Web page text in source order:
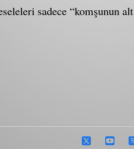
sadece “komşunun